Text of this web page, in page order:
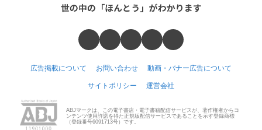
広告掲載について お問い合わせ 動画・バナー広告について
サイトポリシー 運営会社
ABJマークは、この電子書店・電子書籍配信サービスが、著作権者からコ
ンテンツ使用許諾を得た正規版配信サービスであることを示す登録商標
（登録番号6091713号）です。